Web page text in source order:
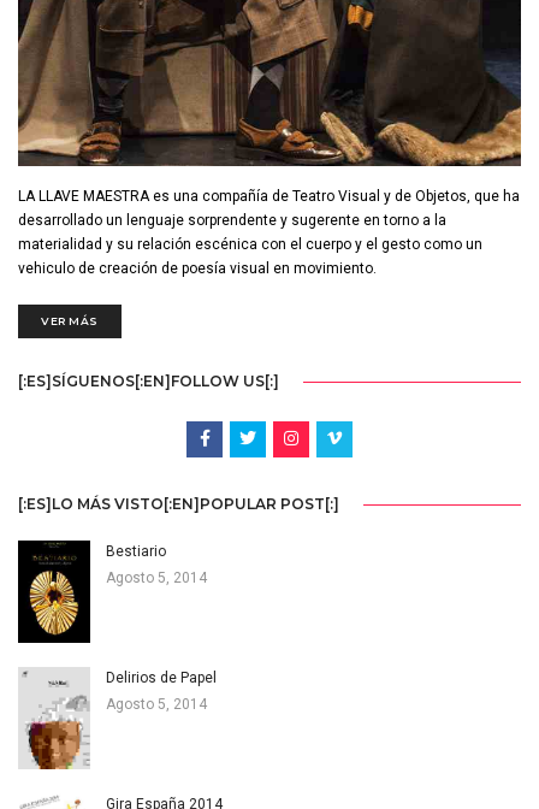
LA LLAVE MAESTRA es una compañía de Teatro Visual y de Objetos, que ha
desarrollado un lenguaje sorprendente y sugerente en torno a la
materialidad y su relación escénica con el cuerpo y el gesto como un
vehiculo de creación de poesía visual en movimiento.
VER MÁS
[:ES]SÍGUENOS[:EN]FOLLOW US[:]
[:ES]LO MÁS VISTO[:EN]POPULAR POST[:]
Bestiario
Agosto 5, 2014
Delirios de Papel
Agosto 5, 2014
Gira España 2014